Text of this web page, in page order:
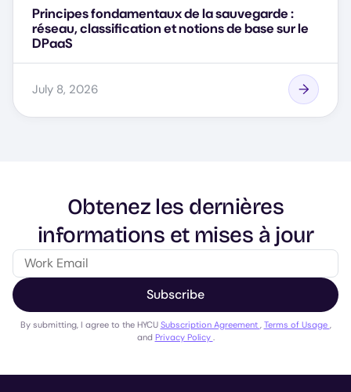
Principes fondamentaux de la sauvegarde :
réseau, classification et notions de base sur le
DPaaS
July 8, 2026
Obtenez les dernières
informations et mises à jour
Subscribe
By submitting, I agree to the HYCU Subscription Agreement , Terms of Usage ,
and Privacy Policy .